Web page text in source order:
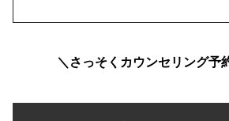
＼さっそくカウンセリング予